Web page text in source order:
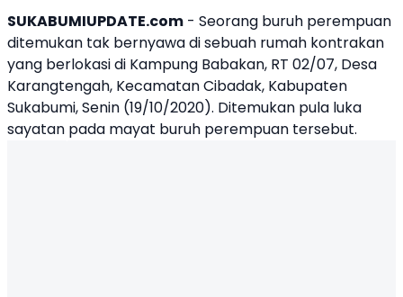
SUKABUMIUPDATE.com - Seorang buruh perempuan
ditemukan tak bernyawa di sebuah rumah kontrakan
yang berlokasi di Kampung Babakan, RT 02/07, Desa
Karangtengah, Kecamatan Cibadak, Kabupaten
Sukabumi, Senin (19/10/2020). Ditemukan pula luka
sayatan pada mayat buruh perempuan tersebut.